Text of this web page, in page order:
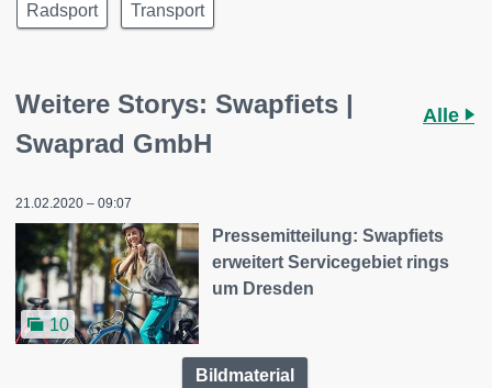
Radsport Transport
Weitere Storys: Swapfiets |
Swaprad GmbH
Alle
21.02.2020 – 09:07
10
Pressemitteilung: Swapfiets
erweitert Servicegebiet rings
um Dresden
Bildmaterial